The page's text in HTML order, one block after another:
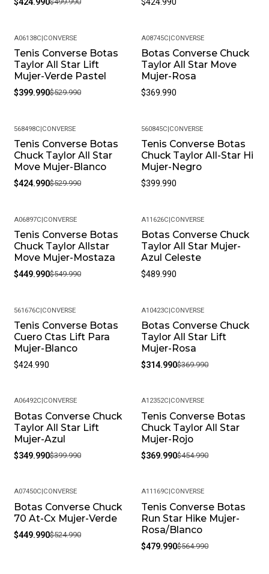
-25%
A06138C|CONVERSE
Tenis Converse Botas
Taylor All Star Lift
Mujer-Verde Pastel
$399.990$529.990
A08745C|CONVERSE
Botas Converse Chuck
Taylor All Star Move
Mujer-Rosa
$369.990
-20%
568498C|CONVERSE
Tenis Converse Botas
Chuck Taylor All Star
Move Mujer-Blanco
$424.990$529.990
560845C|CONVERSE
Tenis Converse Botas
Chuck Taylor All-Star Hi
Mujer-Negro
$399.990
-18%
A06897C|CONVERSE
Tenis Converse Botas
Chuck Taylor Allstar
Move Mujer-Mostaza
$449.990$549.990
A11626C|CONVERSE
Botas Converse Chuck
Taylor All Star Mujer-
Azul Celeste
$489.990
561676C|CONVERSE
Tenis Converse Botas
Cuero Ctas Lift Para
Mujer-Blanco
$424.990
-15%
A10423C|CONVERSE
Botas Converse Chuck
Taylor All Star Lift
Mujer-Rosa
$314.990$369.990
-13%
A06492C CONVERSE
Botas Converse Chuck
Taylor All Star Lift
Mujer-Azul
$349.990$399.990
-19%
A12352C CONVERSE
Tenis Converse Botas
Chuck Taylor All Star
Mujer-Rojo
$369.990$454.990
-14%
A07450C CONVERSE
Botas Converse Chuck
70 At-Cx Mujer-Verde
$449.990$524.990
-15%
A11169C CONVERSE
Tenis Converse Botas
Run Star Hike Mujer-
Rosa/Blanco
$479.990$564.990